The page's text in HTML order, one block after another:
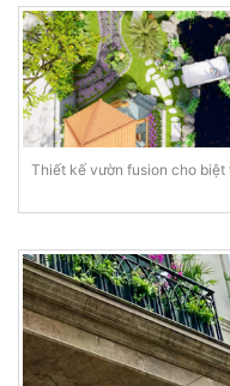
Thiết kế vườn fusion cho